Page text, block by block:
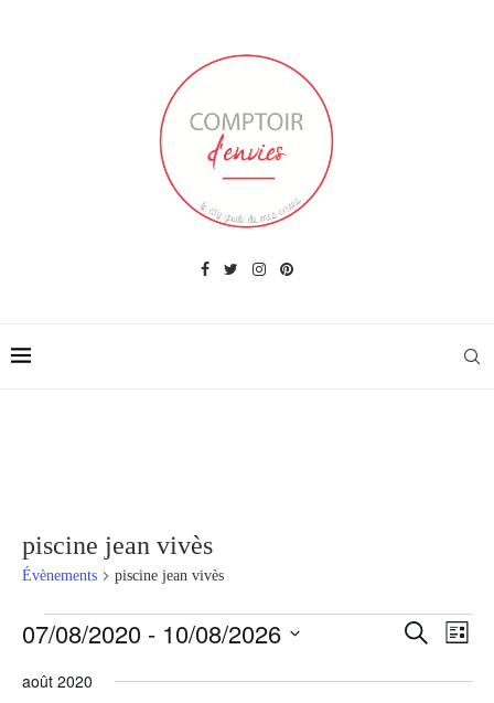
piscine jean vivès
Évènements piscine jean vivès
Recherche
et
de
Recherche
de
Liste
07/08/2020 - 10/08/2026
une
août 2020